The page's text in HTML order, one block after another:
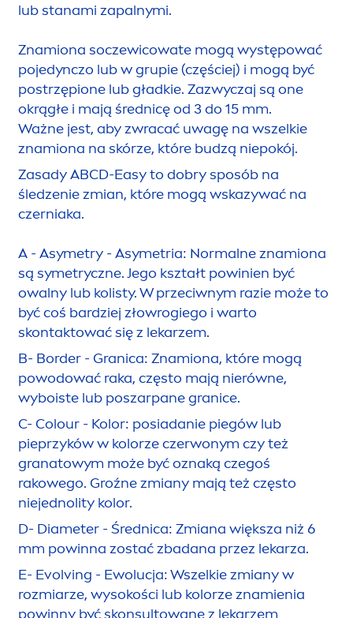
lub stanami zapalnymi.
Znamiona soczewicowate mogą występować
pojedynczo lub w grupie (częściej) i mogą być
postrzępione lub gładkie. Zazwyczaj są one
okrągłe i mają średnicę od 3 do 15 mm.
Ważne jest, aby zwracać uwagę na wszelkie
znamiona na skórze, które budzą niepokój.
Zasady ABCD-Easy to dobry sposób na
śledzenie zmian, które mogą wskazywać na
czerniaka.
A - Asymetry - Asymetria: Normalne znamiona
są symetryczne. Jego kształt powinien być
owalny lub kolisty. W przeciwnym razie może to
być coś bardziej złowrogiego i warto
skontaktować się z lekarzem.
B- Border - Granica: Znamiona, które mogą
powodować raka, często mają nierówne,
wyboiste lub poszarpane granice.
C- Colour - Kolor: posiadanie piegów lub
pieprzyków w kolorze czerwonym czy też
granatowym może być oznaką czegoś
rakowego. Groźne zmiany mają też często
niejednolity kolor.
D- Diameter - Średnica: Zmiana większa niż 6
mm powinna zostać zbadana przez lekarza.
E- Evolving - Ewolucja: Wszelkie zmiany w
rozmiarze, wysokości lub kolorze znamienia
powinny być skonsultowane z lekarzem